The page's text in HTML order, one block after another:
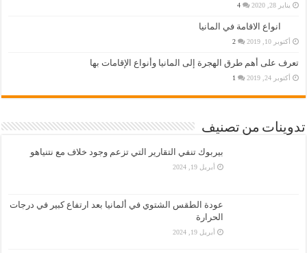
يناير 28, 2020 4
انواع الاقامة في المانيا
أكتوبر 10, 2019 2
تعرف على أهم طرق الهجرة إلى المانيا وأنواع الإقامات بها
أكتوبر 24, 2019 1
تدوينات من تصنيف
بيربوك تنفي التقارير التي تزعم وجود خلاف مع نتنياهو
أبريل 19, 2024
عودة الطقس الشتوي في ألمانيا بعد ارتفاع كبير في درجات
الحرارة
أبريل 19, 2024